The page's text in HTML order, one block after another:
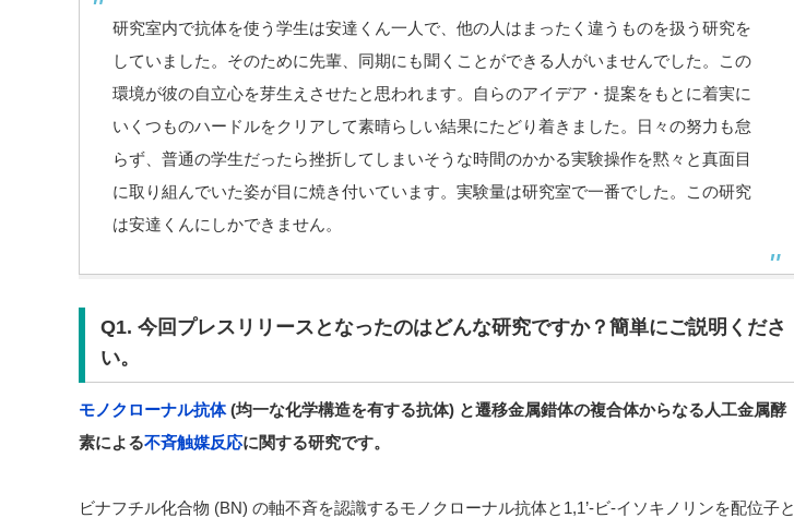
研究室内で抗体を使う学生は安達くん一人で、他の人はまったく違うものを扱う研究を
していました。そのために先輩、同期にも聞くことができる人がいませんでした。この
環境が彼の自立心を芽生えさせたと思われます。自らのアイデア・提案をもとに着実に
いくつものハードルをクリアして素晴らしい結果にたどり着きました。日々の努力も怠
らず、普通の学生だったら挫折してしまいそうな時間のかかる実験操作を黙々と真面目
に取り組んでいた姿が目に焼き付いています。実験量は研究室で一番でした。この研究
は安達くんにしかできません。
Q1. 今回プレスリリースとなったのはどんな研究ですか？簡単にご説明くださ
い。
モノクローナル抗体(均一な化学構造を有する抗体) と遷移金属錯体の複合体からなる人工金属酵
素による不斉触媒反応に関する研究です。
ビナフチル化合物 (BN) の軸不斉を認識するモノクローナル抗体と1,1’-ビ-イソキノリンを配位子と